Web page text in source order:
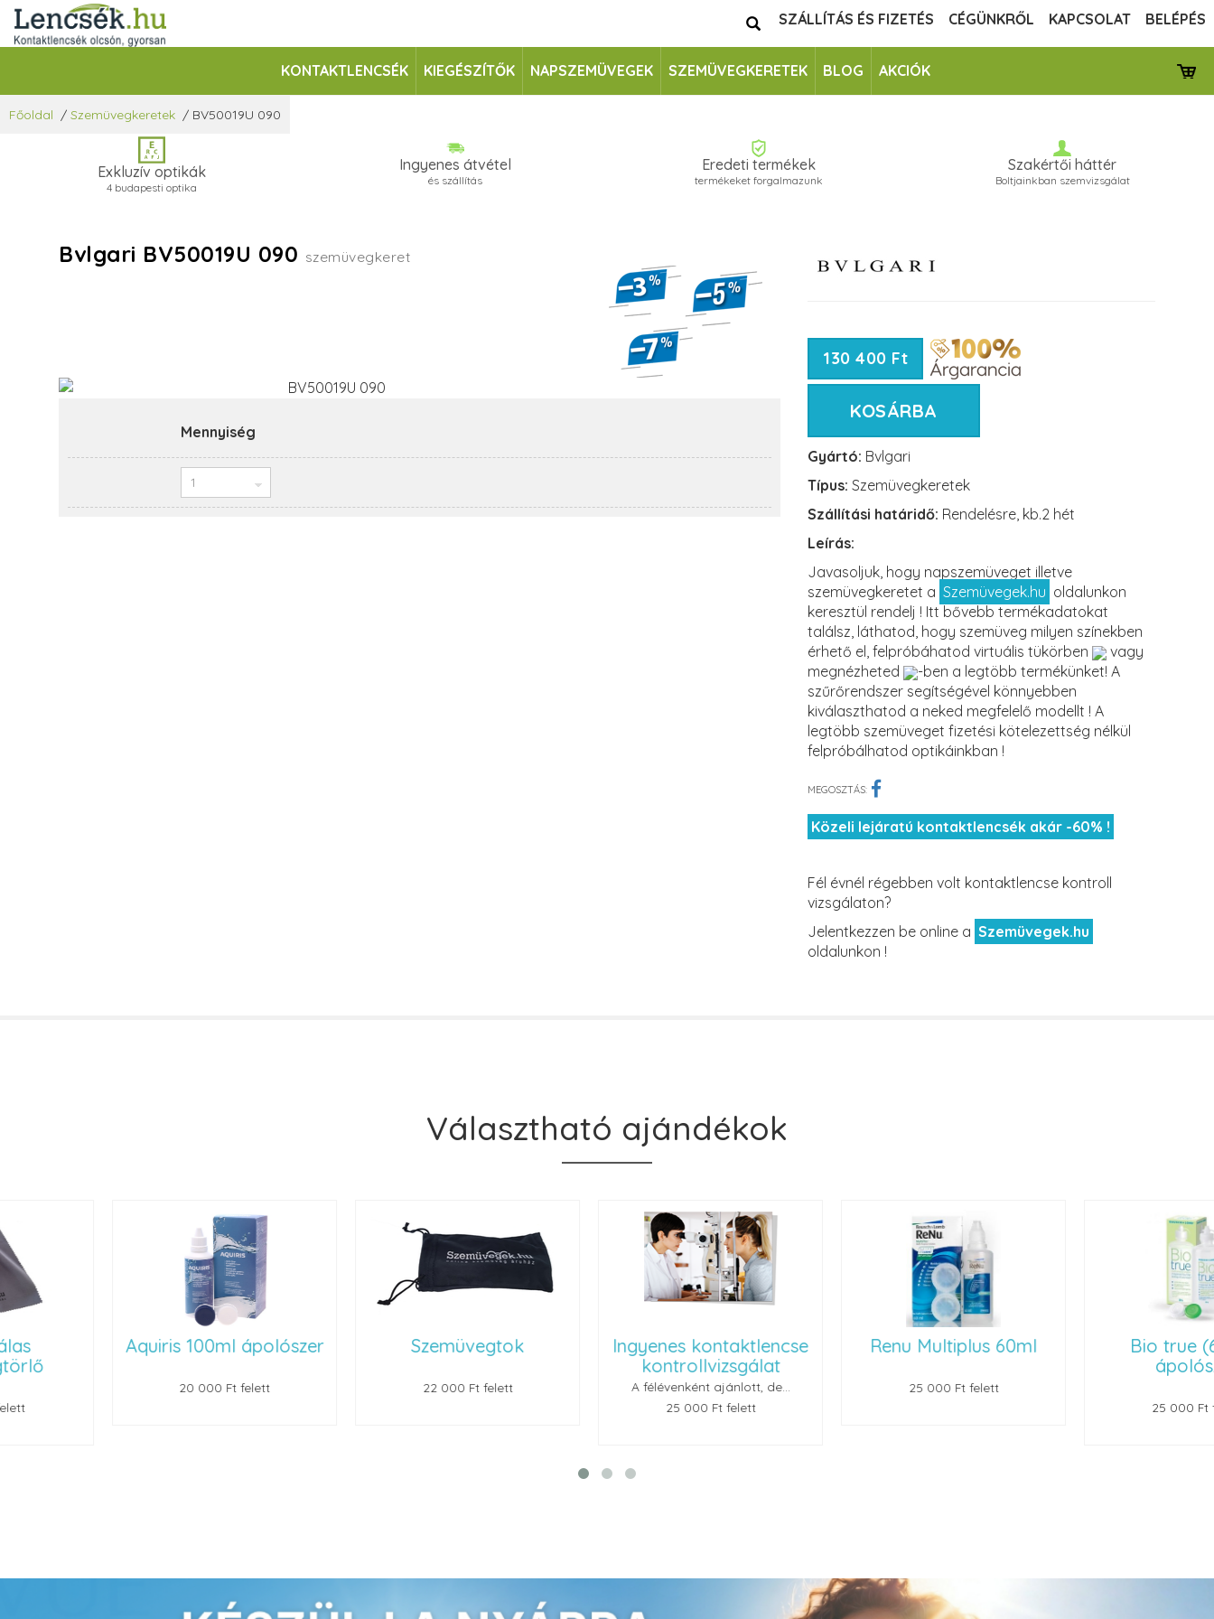
SZÁLLÍTÁS ÉS FIZETÉS CÉGÜNKRŐL KAPCSOLAT BELÉPÉS
KONTAKTLENCSÉK KIEGÉSZÍTŐK NAPSZEMÜVEGEK SZEMÜVEGKERETEK BLOG AKCIÓK
Főoldal / Szemüvegkeretek / BV50019U 090
Exkluzív optikák
4 budapesti optika
Ingyenes átvétel
és szállítás
Eredeti termékek
termékeket forgalmazunk
Szakértői háttér
Boltjainkban szemvizsgálat
Bvlgari BV50019U 090 szemüvegkeret
Mennyiség
130 400 Ft
KOSÁRBA
Gyártó: Bvlgari
Típus: Szemüvegkeretek
Szállítási határidő: Rendelésre, kb.2 hét
Leírás:
Javasoljuk, hogy napszemüveget illetve
szemüvegkeretet a Szemüvegek.hu oldalunkon
keresztül rendelj ! Itt bővebb termékadatokat
találsz, láthatod, hogy szemüveg milyen színekben
érhető el, felpróbáhatod virtuális tükörben
vagy
megnézheted
-ben a legtöbb termékünket! A
szűrőrendszer segítségével könnyebben
kiválaszthatod a neked megfelelő modellt ! A
legtöbb szemüveget fizetési kötelezettség nélkül
felpróbálhatod optikáinkban !
MEGOSZTÁS:
Közeli lejáratú kontaktlencsék akár -60% !
Fél évnél régebben volt kontaktlencse kontroll
vizsgálaton?
Jelentkezzen be online a Szemüvegek.hu
oldalunkon !
Választható ajándékok
Aquiris 100ml ápolószer Szemüvegtok
Ingyenes kontaktlencse
kontrollvizsgálat
A félévenként ajánlott, de...
Renu Multiplus 60ml
Bio true (60 ml)